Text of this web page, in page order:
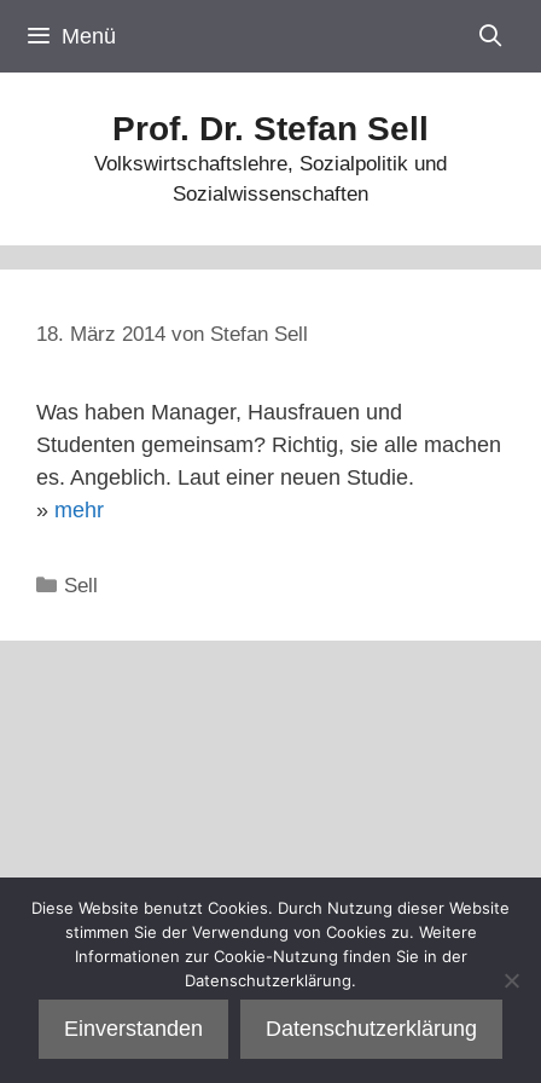
Inhalt
springen
Menü
Prof. Dr. Stefan Sell
Volkswirtschaftslehre, Sozialpolitik und
Sozialwissenschaften
18. März 2014 von Stefan Sell
Was haben Manager, Hausfrauen und
Studenten gemeinsam? Richtig, sie alle machen
es. Angeblich. Laut einer neuen Studie.
» mehr
Kategorien
Sell
Diese Website benutzt Cookies. Durch Nutzung dieser Website
stimmen Sie der Verwendung von Cookies zu. Weitere
Informationen zur Cookie-Nutzung finden Sie in der
Datenschutzerklärung.
Einverstanden Datenschutzerklärung